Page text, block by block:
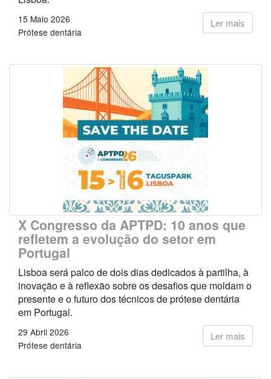
Ler mais
15 Maio 2026
Prótese dentária
X Congresso da APTPD: 10 anos que
refletem a evolução do setor em
Portugal
Lisboa será palco de dois dias dedicados à partilha, à
inovação e à reflexão sobre os desafios que moldam o
presente e o futuro dos técnicos de prótese dentária
em Portugal.
Ler mais
29 Abril 2026
Prótese dentária